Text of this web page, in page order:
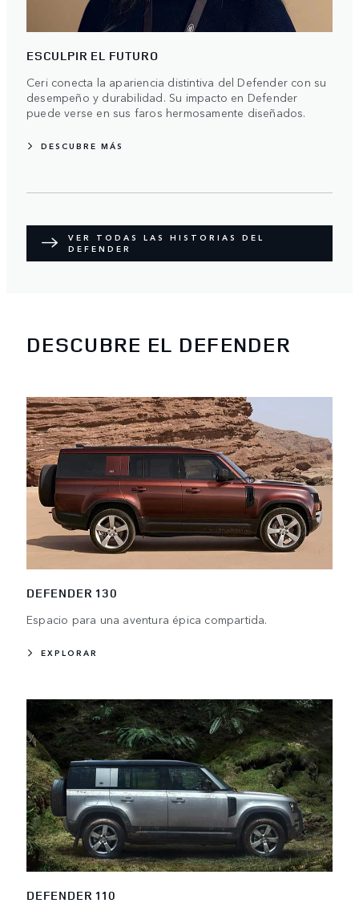
ESCULPIR EL FUTURO
Ceri conecta la apariencia distintiva del Defender con su
desempeño y durabilidad. Su impacto en Defender
puede verse en sus faros hermosamente diseñados.
DESCUBRE MÁS
VER TODAS LAS HISTORIAS DEL
DEFENDER
DESCUBRE EL DEFENDER
DEFENDER 130
Espacio para una aventura épica compartida.
EXPLORAR
DEFENDER 110